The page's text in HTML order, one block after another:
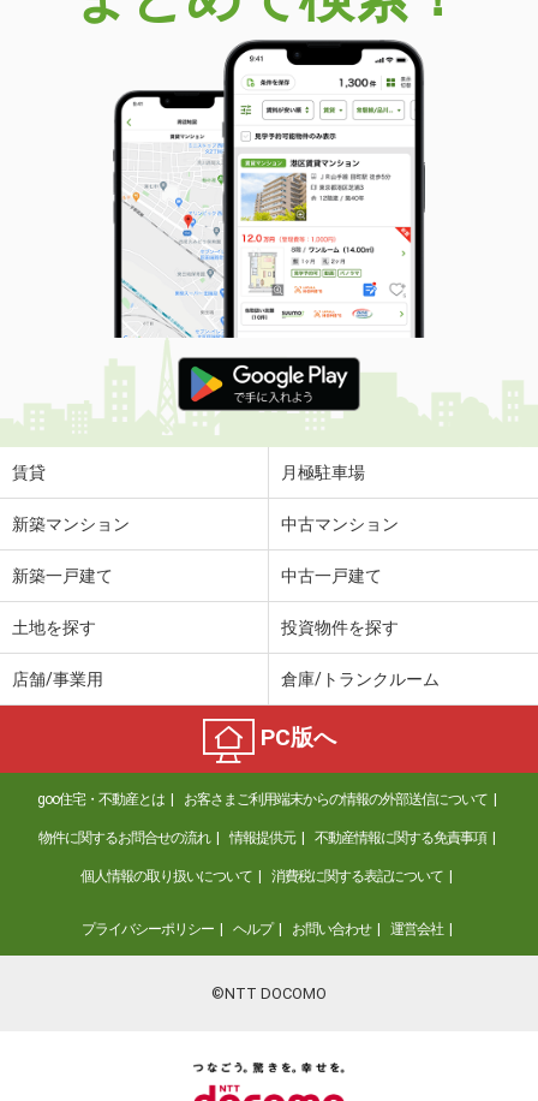
賃貸 月極駐車場
新築マンション 中古マンション
新築一戸建て 中古一戸建て
土地を探す 投資物件を探す
店舗/事業用 倉庫/トランクルーム
PC版へ
goo住宅・不動産とは お客さまご利用端末からの情報の外部送信について
物件に関するお問合せの流れ 情報提供元 不動産情報に関する免責事項
個人情報の取り扱いについて 消費税に関する表記について
プライバシーポリシー ヘルプ お問い合わせ 運営会社
©NTT DOCOMO